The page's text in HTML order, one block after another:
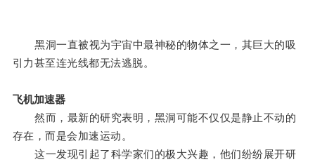
黑洞一直被视为宇宙中最神秘的物体之一，其巨大的吸
引力甚至连光线都无法逃脱。
飞机加速器
然而，最新的研究表明，黑洞可能不仅仅是静止不动的
存在，而是会加速运动。
这一发现引起了科学家们的极大兴趣，他们纷纷展开研